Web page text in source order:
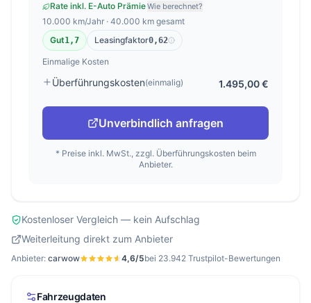
Rate inkl. E-Auto PrämieWie berechnet?
10.000 km/Jahr · 40.000 km gesamt
Gut1,7 Leasingfaktor0,62
Einmalige Kosten
Überführungskosten(einmalig) 1.495,00 €
Unverbindlich anfragen
* Preise inkl. MwSt., zzgl. Überführungskosten beim
Anbieter.
Kostenloser Vergleich — kein Aufschlag
Weiterleitung direkt zum Anbieter
Anbieter: carwow 4,6/5bei 23.942 Trustpilot-Bewertungen
Fahrzeugdaten